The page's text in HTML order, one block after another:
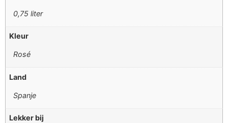
0,75 liter
Kleur
Rosé
Land
Spanje
Lekker bij